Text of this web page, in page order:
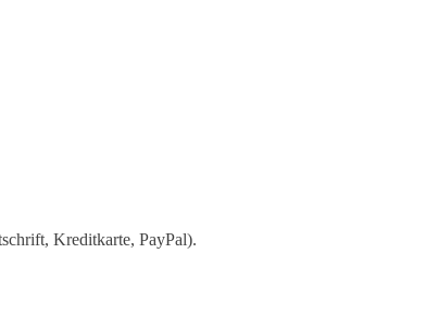
Kreditkarte, PayPal).